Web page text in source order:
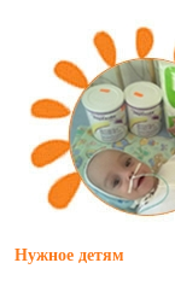
Нужное детям